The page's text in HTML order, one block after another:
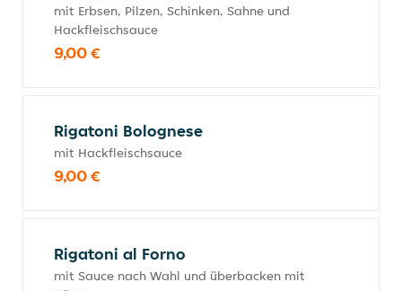
mit Erbsen, Pilzen, Schinken, Sahne und
Hackfleischsauce
9,00 €
Rigatoni Bolognese
mit Hackfleischsauce
9,00 €
Rigatoni al Forno
mit Sauce nach Wahl und überbacken mit